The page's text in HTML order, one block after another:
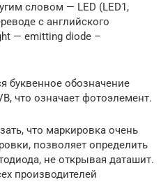
словом — LED (LED1,
с английского
— emitting diode –
буквенное обозначение
что означает фотоэлемент.
что маркировка очень
позволяет определить
не открывая даташит.
производителей